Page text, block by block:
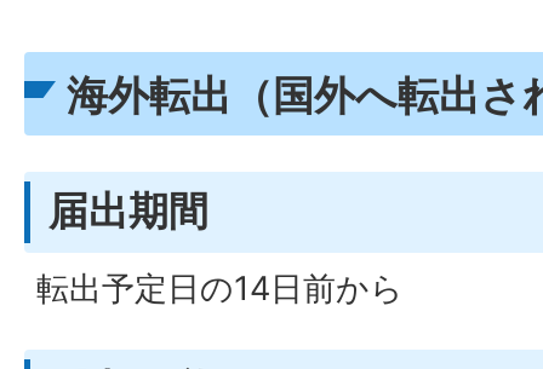
海外転出（国外へ転出さ
届出期間
転出予定日の14日前から